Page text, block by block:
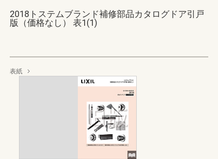
2018トステムブランド補修部品カタログドア引戸
版（価格なし） 表1(1)
表紙